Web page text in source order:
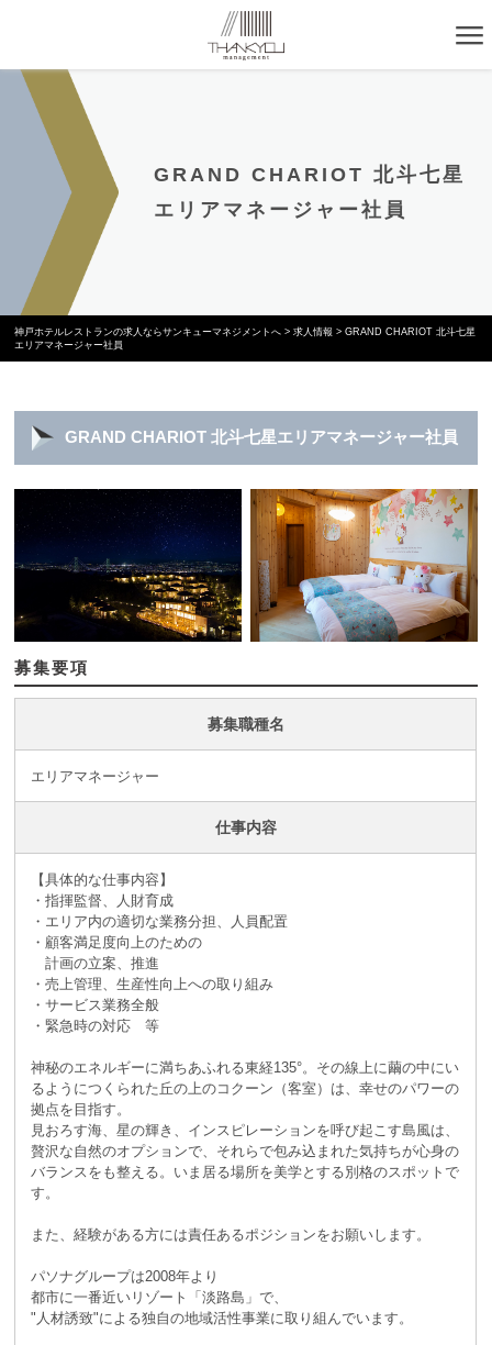
GRAND CHARIOT 北斗七星
エリアマネージャー社員
神戸ホテルレストランの求人ならサンキューマネジメントへ >求人情報 >GRAND CHARIOT 北斗七星
エリアマネージャー社員
GRAND CHARIOT 北斗七星エリアマネージャー社員
募集要項
募集職種名
エリアマネージャー
仕事内容
【具体的な仕事内容】
・指揮監督、人財育成
・エリア内の適切な業務分担、人員配置
・顧客満足度向上のための
計画の立案、推進
・売上管理、生産性向上への取り組み
・サービス業務全般
・緊急時の対応 等
神秘のエネルギーに満ちあふれる東経135°。その線上に繭の中にい
るようにつくられた丘の上のコクーン（客室）は、幸せのパワーの
拠点を目指す。
見おろす海、星の輝き、インスピレーションを呼び起こす島風は、
贅沢な自然のオプションで、それらで包み込まれた気持ちが心身の
バランスをも整える。いま居る場所を美学とする別格のスポットで
す。
また、経験がある方には責任あるポジションをお願いします。
パソナグループは2008年より
都市に一番近いリゾート「淡路島」で、
"人材誘致"による独自の地域活性事業に取り組んでいます。